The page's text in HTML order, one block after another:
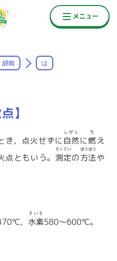
辞典 は
】
き，点火せずに 自然
しぜん
に燃
も
え
ともいう。 測定
そくてい
の方法
ほうほう
や
， 水素
すいそ
580〜600℃。